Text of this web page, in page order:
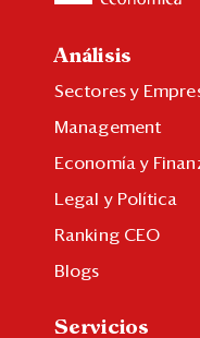
Análisis
Sectores y
Management
Economía y
Legal y Política
Ranking CEO
Blogs
Servicios